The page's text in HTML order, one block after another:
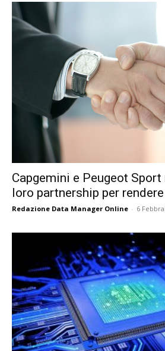
Capgemini e Peugeot
loro partnership per rendere
Redazione Data Manager Online - 6